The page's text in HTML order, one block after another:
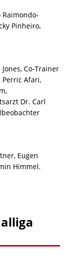
Pinheiro,
Co-Trainer
Afari,
Dr. Carl
Eugen
Himmel.